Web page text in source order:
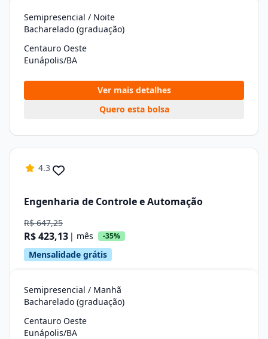
Semipresencial / Noite
Bacharelado (graduação)
Centauro Oeste
Eunápolis/BA
Ver mais detalhes
Quero esta bolsa
4.3
Engenharia de Controle e Automação
R$ 647,25
R$ 423,13 | mês -35%
Mensalidade grátis
Semipresencial / Manhã
Bacharelado (graduação)
Centauro Oeste
Eunápolis/BA